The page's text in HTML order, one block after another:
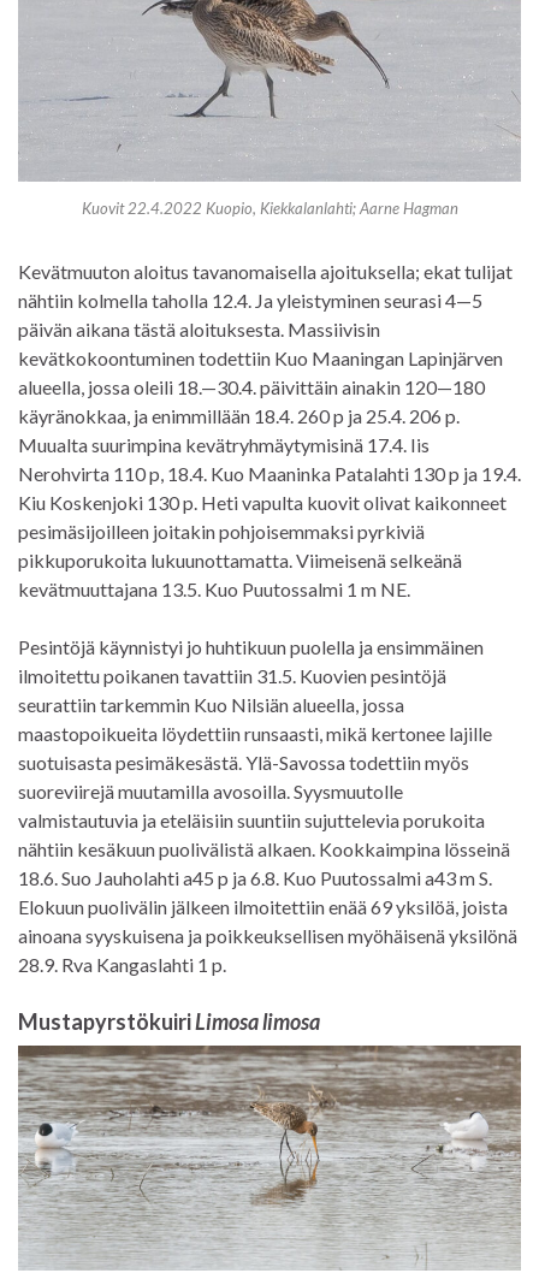
Kuovit 22.4.2022 Kuopio, Kiekkalanlahti; Aarne Hagman
Kevätmuuton aloitus tavanomaisella ajoituksella; ekat tulijat
nähtiin kolmella taholla 12.4. Ja yleistyminen seurasi 4—5
päivän aikana tästä aloituksesta. Massiivisin
kevätkokoontuminen todettiin Kuo Maaningan Lapinjärven
alueella, jossa oleili 18.—30.4. päivittäin ainakin 120—180
käyränokkaa, ja enimmillään 18.4. 260 p ja 25.4. 206 p.
Muualta suurimpina kevätryhmäytymisinä 17.4. Iis
Nerohvirta 110 p, 18.4. Kuo Maaninka Patalahti 130 p ja 19.4.
Kiu Koskenjoki 130 p. Heti vapulta kuovit olivat kaikonneet
pesimäsijoilleen joitakin pohjoisemmaksi pyrkiviä
pikkuporukoita lukuunottamatta. Viimeisenä selkeänä
kevätmuuttajana 13.5. Kuo Puutossalmi 1 m NE.
Pesintöjä käynnistyi jo huhtikuun puolella ja ensimmäinen
ilmoitettu poikanen tavattiin 31.5. Kuovien pesintöjä
seurattiin tarkemmin Kuo Nilsiän alueella, jossa
maastopoikueita löydettiin runsaasti, mikä kertonee lajille
suotuisasta pesimäkesästä. Ylä-Savossa todettiin myös
suoreviirejä muutamilla avosoilla. Syysmuutolle
valmistautuvia ja eteläisiin suuntiin sujuttelevia porukoita
nähtiin kesäkuun puolivälistä alkaen. Kookkaimpina lösseinä
18.6. Suo Jauholahti a45 p ja 6.8. Kuo Puutossalmi a43 m S.
Elokuun puolivälin jälkeen ilmoitettiin enää 69 yksilöä, joista
ainoana syyskuisena ja poikkeuksellisen myöhäisenä yksilönä
28.9. Rva Kangaslahti 1 p.
MustapyrstökuiriLimosa limosa